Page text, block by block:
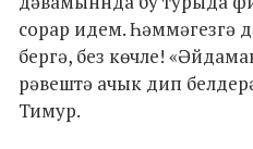
сорар идем. Һәммәгезгә
бергә, без көчле!
рәвештә ачык дип
Тимур.